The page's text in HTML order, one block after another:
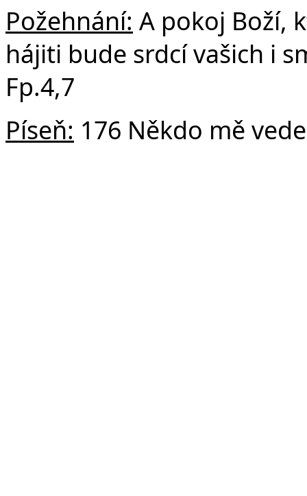
Požehnání: A pokoj Boží,
hájiti bude srdcí vašich i
Fp.4,7
Píseň: 176 Někdo mě